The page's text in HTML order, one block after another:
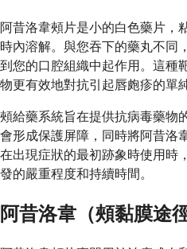
阿昔洛韋頰片是小的白色藥片，
時內溶解。與您吞下的藥丸不同
到您的口腔組織中起作用。這種
物更有效地對抗引起唇皰疹的單
頰給藥系統旨在提供抗病毒藥物
會形成保護屏障，同時將阿昔洛
在出現症狀的最初跡象時使用時
發的嚴重程度和持續時間。
阿昔洛韋（頰黏膜途